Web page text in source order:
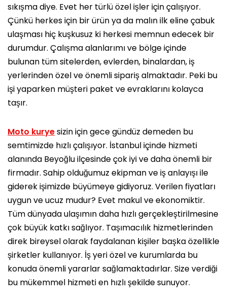
sıkışma diye. Evet her türlü özel işler için çalışıyor.
Çünkü herkes için bir ürün ya da malın ilk eline çabuk
ulaşması hiç kuşkusuz ki herkesi memnun edecek bir
durumdur. Çalışma alanlarımı ve bölge içinde
bulunan tüm sitelerden, evlerden, binalardan, iş
yerlerinden özel ve önemli sipariş almaktadır. Peki bu
işi yaparken müşteri paket ve evraklarını kolayca
taşır.
Moto kuryesizin için gece gündüz demeden bu
semtimizde hızlı çalışıyor. İstanbul içinde hizmeti
alanında Beyoğlu ilçesinde çok iyi ve daha önemli bir
firmadır. Sahip olduğumuz ekipman ve iş anlayışı ile
giderek işimizde büyümeye gidiyoruz. Verilen fiyatları
uygun ve ucuz mudur? Evet makul ve ekonomiktir.
Tüm dünyada ulaşımın daha hızlı gerçekleştirilmesine
çok büyük katkı sağlıyor. Taşımacılık hizmetlerinden
direk bireysel olarak faydalanan kişiler başka özellikle
şirketler kullanıyor. İş yeri özel ve kurumlarda bu
konuda önemli yararlar sağlamaktadırlar. Size verdiği
bu mükemmel hizmeti en hızlı şekilde sunuyor.